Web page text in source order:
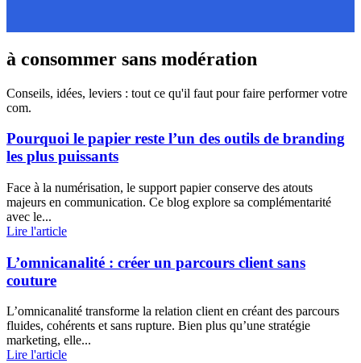
à consommer sans modération
Conseils, idées, leviers : tout ce qu'il faut pour faire performer votre
com.
Pourquoi le papier reste l’un des outils de branding
les plus puissants
Face à la numérisation, le support papier conserve des atouts
majeurs en communication. Ce blog explore sa complémentarité
avec le...
Lire l'article
L’omnicanalité : créer un parcours client sans
couture
L’omnicanalité transforme la relation client en créant des parcours
fluides, cohérents et sans rupture. Bien plus qu’une stratégie
marketing, elle...
Lire l'article